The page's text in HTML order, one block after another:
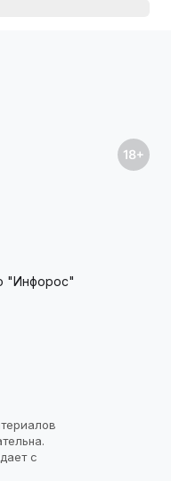
"Инфорос"
с